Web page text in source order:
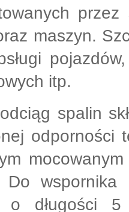
maszyn.
itp.
spalin
odporności
Do
o długości